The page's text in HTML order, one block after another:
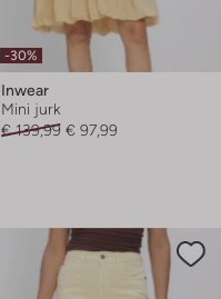
-30%
Inwear
Mini jurk
€ 139,99 € 97,99